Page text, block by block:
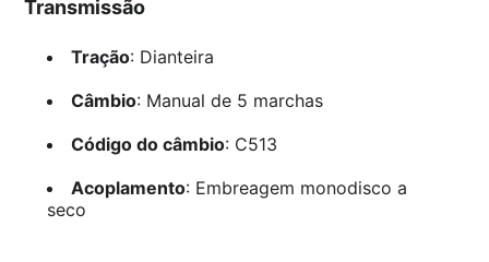
Transmissão
Tração: Dianteira
Câmbio: Manual de 5 marchas
Código do câmbio: C513
Acoplamento: Embreagem monodisco a
seco